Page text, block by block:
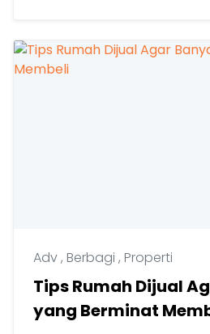
Adv, Berbagi , Properti
Tips Rumah Dijual
yang Berminat